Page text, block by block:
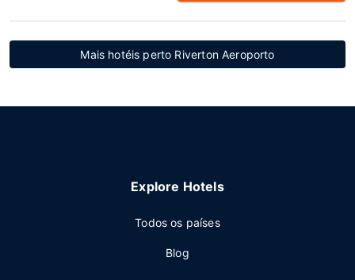
Mais hotéis perto Riverton Aeroporto
Explore Hotels
Todos os países
Blog